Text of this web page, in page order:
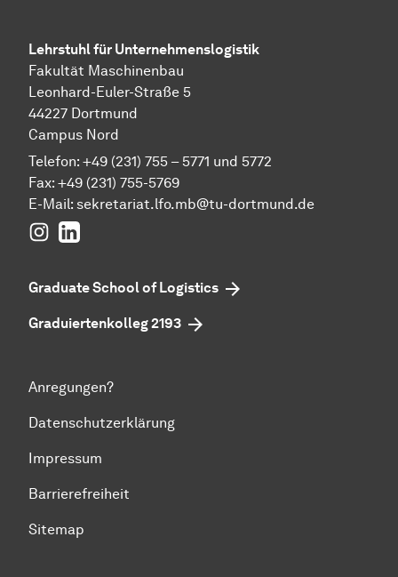
Lehrstuhl für Unternehmenslogistik
Fakultät Maschinenbau
Leonhard-Euler-Straße 5
44227 Dortmund
Campus Nord
Telefon: +49 (231) 755 – 5771 und 5772
Fax: +49 (231) 755-5769
E-Mail: sekretariat.lfo.mb@tu-dortmund.de
Instagram
LinkedIn
Graduate School of Logistics
Graduiertenkolleg 2193
Anregungen?
Datenschutzerklärung
Impressum
Barrierefreiheit
Sitemap